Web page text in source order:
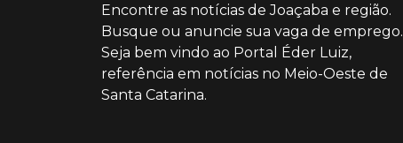
Encontre as notícias de Joaçaba e região.
Busque ou anuncie sua vaga de emprego.
Seja bem vindo ao Portal Éder Luiz,
referência em notícias no Meio-Oeste de
Santa Catarina.